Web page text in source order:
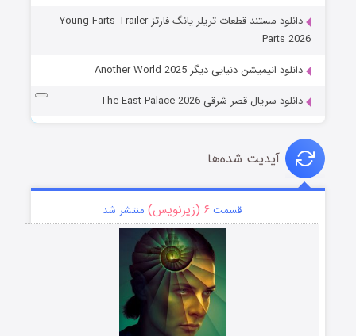
دانلود مستند قطعات تریلر یانگ فارتز Young Farts Trailer
Parts 2026
دانلود انیمیشن دنیایی دیگر Another World 2025
دانلود سریال قصر شرقی The East Palace 2026
آپدیت شده‌ها
قسمت ۶ (زیرنویس) منتشر شد